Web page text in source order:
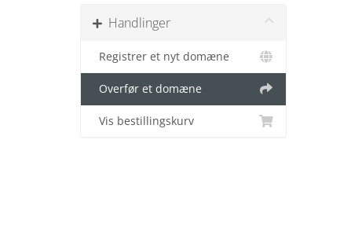
Handlinger
Registrer et nyt domæne
Overfør et domæne
Vis bestillingskurv